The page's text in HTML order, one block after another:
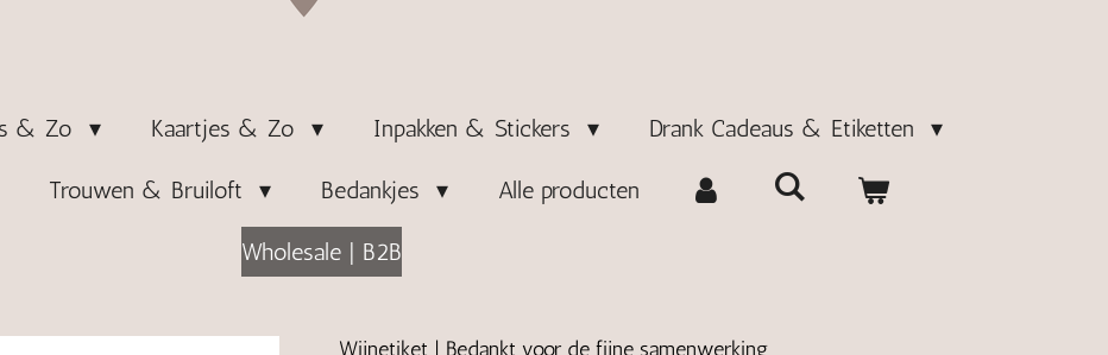
& Zo Kaartjes & Zo Inpakken & Stickers Drank Cadeaus & Etiketten
Trouwen & Bruiloft Bedankjes Alle producten
Wholesale | B2B
Wijnetiket | Bedankt voor de fijne samenwerking